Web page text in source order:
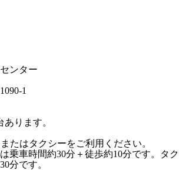
ンター
1
ります。
たはタクシーをご利用ください。
乗車時間約30分＋徒歩約10分です。タク
分です。